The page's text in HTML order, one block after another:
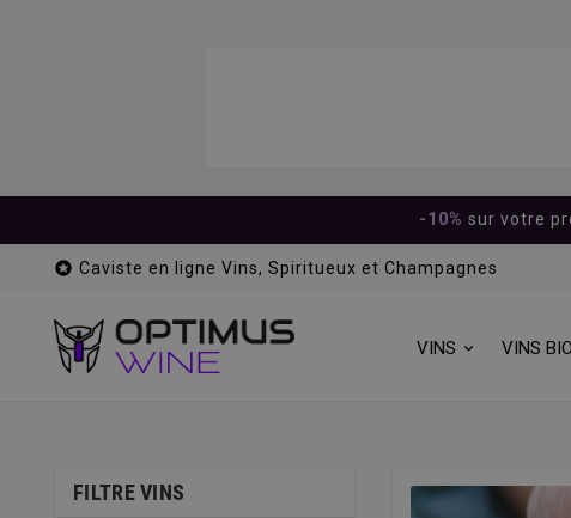
-10% sur votre
 Caviste en ligne Vins, Spiritueux et Champagnes
VINS VINS BIO
FILTRE VINS